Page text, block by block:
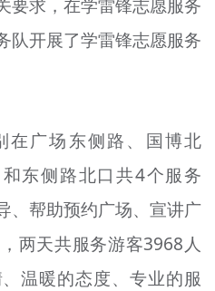
+
要求，在学雷锋志愿服务
队开展了学雷锋志愿服务
在广场东侧路、国博北
东侧路北口共4个服务
、帮助预约广场、宣讲广
两天共服务游客3968人
温暖的态度、专业的服